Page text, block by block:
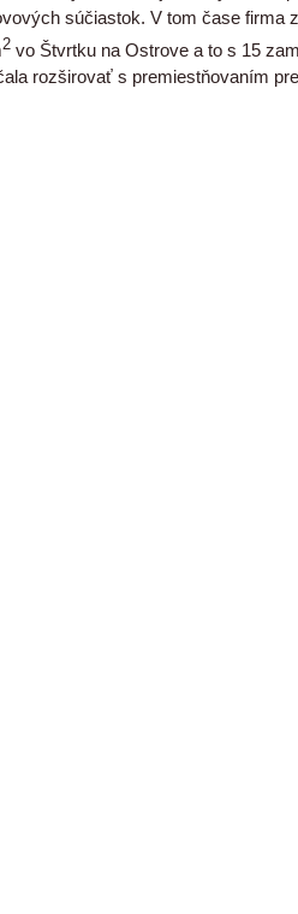
súčiastok. V tom čase firma
2 vo Štvrtku na Ostrove a to s 15
rozširovať s premiestňovaním